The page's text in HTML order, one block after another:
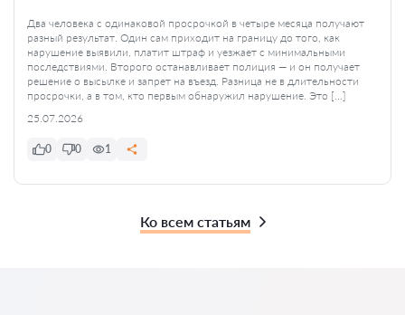
Два человека с одинаковой просрочкой в четыре месяца получают
разный результат. Один сам приходит на границу до того, как
нарушение выявили, платит штраф и уезжает с минимальными
последствиями. Второго останавливает полиция — и он получает
решение о высылке и запрет на въезд. Разница не в длительности
просрочки, а в том, кто первым обнаружил нарушение. Это […]
25.07.2026
0 0 1
Ко всем статьям